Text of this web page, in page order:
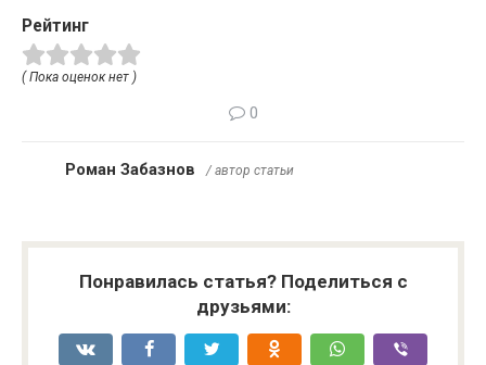
Рейтинг
( Пока оценок нет )
0
Роман Забазнов / автор статьи
Понравилась статья? Поделиться с
друзьями: